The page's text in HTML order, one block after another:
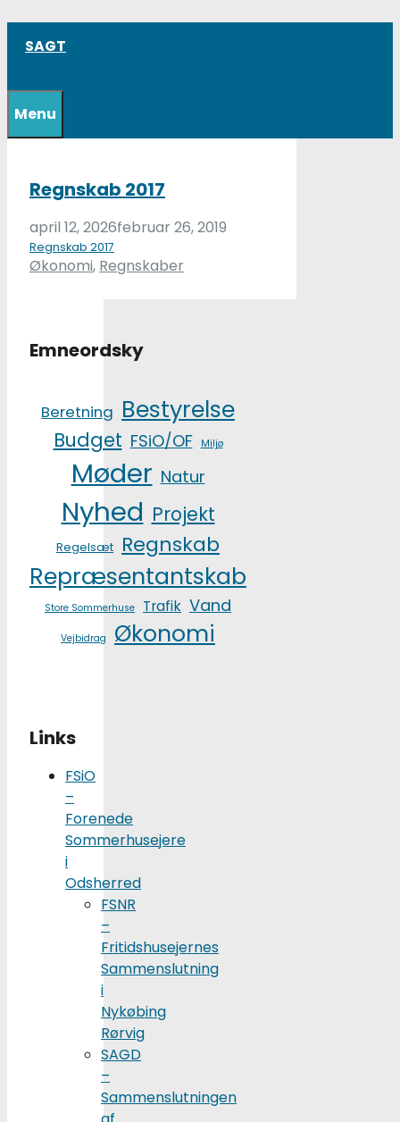
SAGT
Menu
Regnskab 2017
april 12, 2026februar 26, 2019
Regnskab 2017
Kategorier
Økonomi, Regnskaber
Emneordsky
Beretning Bestyrelse
Budget FSiO/OF Miljø
Møder Natur
Nyhed Projekt
Regelsæt Regnskab
Repræsentantskab
Store Sommerhuse Trafik Vand
Vejbidrag Økonomi
Links
FSiO
–
Forenede
Sommerhusejere
i
Odsherred
FSNR
–
Fritidshusejernes
Sammenslutning
i
Nykøbing
Rørvig
SAGD
–
Sammenslutningen